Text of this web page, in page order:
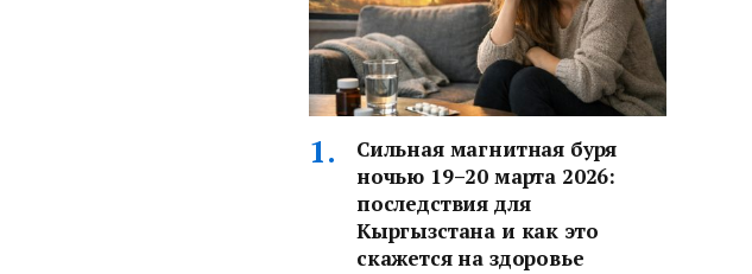
Сильная магнитная буря
ночью 19–20 марта 2026:
последствия для
Кыргызстана и как это
скажется на здоровье